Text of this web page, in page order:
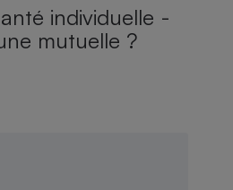
individuelle -
mutuelle ?